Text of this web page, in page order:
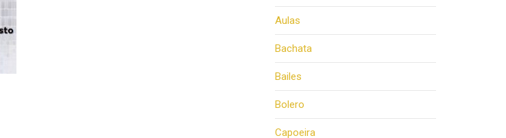
Aulas
Bachata
Bailes
Bolero
Capoeira